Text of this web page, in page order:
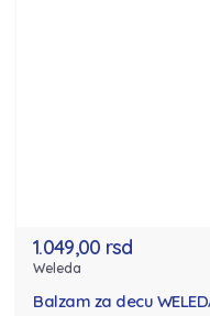
1.049,00 rsd
Weleda
Balzam za decu